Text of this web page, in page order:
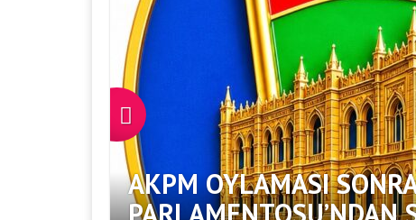
AKPM OYLAMASI